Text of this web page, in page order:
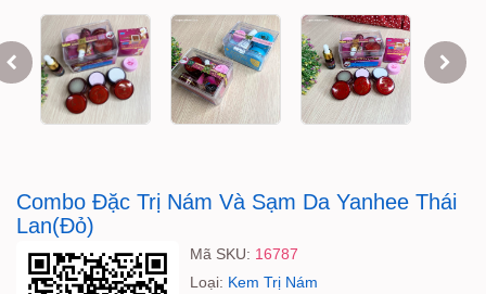
Combo Đặc Trị Nám Và Sạm Da Yanhee Thái
Lan(Đỏ)
Mã SKU: 16787
Loại: Kem Trị Nám